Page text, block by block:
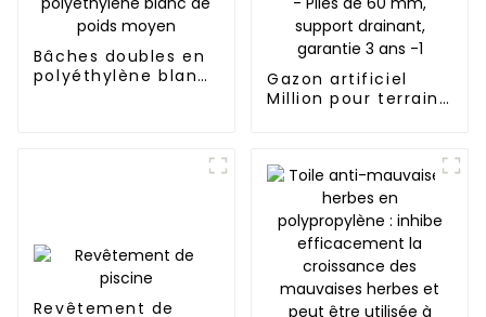
Bâches doubles en
polyéthylène blanc
Gazon artificiel
Million pour terrain
drainant, garantie 3
ans -1
Revêtement de